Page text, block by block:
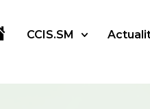
CCIS.SM